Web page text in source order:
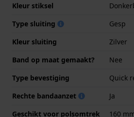
Kleur stiksel
Type sluiting
Gesp
Kleur sluiting
Zilver
Band op maat gemaakt?
Nee
Type bevestiging
Quick
Rechte bandaanzet
Ja
Geschikt voor polsomtrek
160